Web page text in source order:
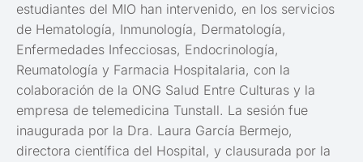
estudiantes del MIO han intervenido, en los servicios
de Hematología, Inmunología, Dermatología,
Enfermedades Infecciosas, Endocrinología,
Reumatología y Farmacia Hospitalaria, con la
colaboración de la ONG Salud Entre Culturas y la
empresa de telemedicina Tunstall. La sesión fue
inaugurada por la Dra. Laura García Bermejo,
directora científica del Hospital, y clausurada por la